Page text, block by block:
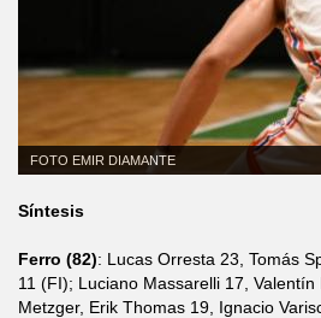
FOTO EMIR DIAMANTE
Síntesis
Ferro (82): Lucas Orresta 23, Tomás
11 (FI); Luciano Massarelli 17,
Metzger, Erik Thomas 19, Ignacio